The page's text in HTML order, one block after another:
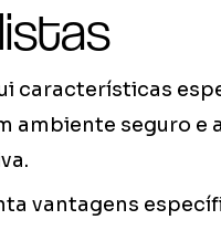
características
ambiente seguro
vantagens